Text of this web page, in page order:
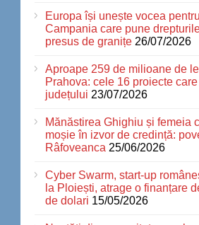
Europa își unește vocea
Campania care pune
presus de granițe 26/07/2026
Aproape 259 de milioane de
Prahova: cele 16 proiecte
județului 23/07/2026
Mănăstirea Ghighiu și femeia
moșie în izvor de credință:
Râfoveanca 25/06/2026
Cyber Swarm, start-up
la Ploiești, atrage o finanțare
de dolari 15/05/2026